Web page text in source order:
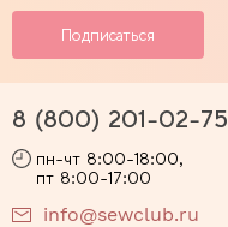
8 (800) 201-02-75
пн-чт 8:00-18:00,
пт 8:00-17:00
info@sewclub.ru